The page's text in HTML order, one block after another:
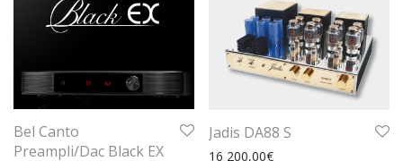
Bel Canto
Preampli/Dac Black EX
Jadis DA88 S
16 200,00€